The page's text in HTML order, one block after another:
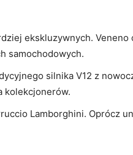
‍ekskluzywnych.
samochodowych.
silnika V12​ z
kolekcjonerów.
Lamborghini. Oprócz